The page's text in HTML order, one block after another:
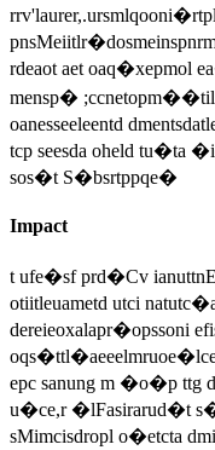
rdeaot aet
mensp�
oanesseeleentd
tcp seesda oheld tu�ta
sos�t S�bsrtppqe�
Impact
t ufe�sf prd�Cv
otiitleuametd utci
epc sanung m �o�p ttg
u�ce,r �lFasirarud�t
sMimcisdropl o�etcta